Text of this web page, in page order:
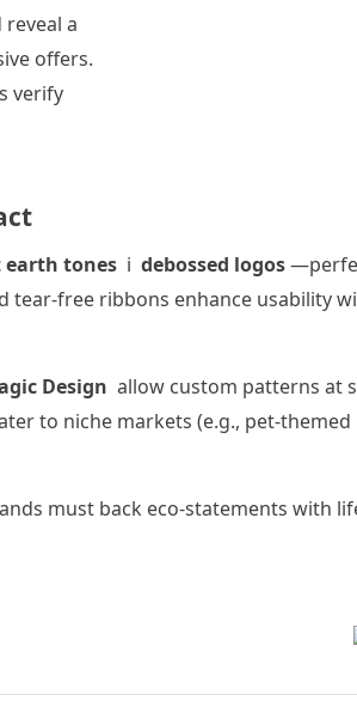
reveal a
offers.
verify
earth tones і debossed logos
tear-free ribbons enhance usability
Design allow custom patterns at
to niche markets (e.g., pet-themed
must back eco-statements with